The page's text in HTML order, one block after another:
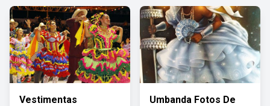
Vestimentas
Umbanda Fotos De